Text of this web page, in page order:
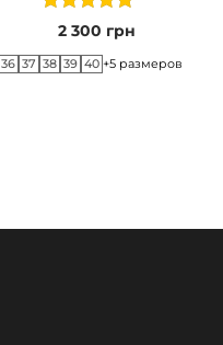
2 300 грн
36 37 38 39 40 +5 размеров